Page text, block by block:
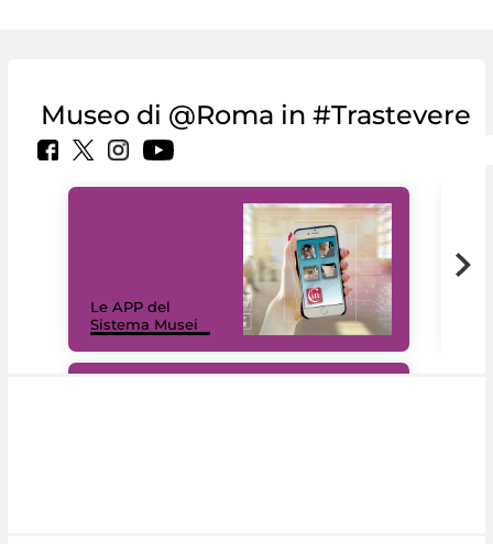
Museo di @Roma in #Trastevere
Le APP del
Sistema Musei